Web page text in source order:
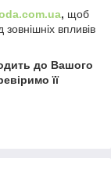
, щоб
впливів
до Вашого
її